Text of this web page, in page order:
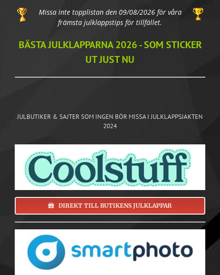
Missa inte topplistan den 09/08/2026 för våra
främsta julklappstips för tillfället.
BÄSTA JULKLAPPARNA 2026 - SOM STICKER
UT JUST NU
JULBUTIKER & SAJTER SOM INGEN BÖR MISSA I JULKLAPPSJAKTEN
2024
DIREKT TILL BUTIKENS JULKLAPPAR